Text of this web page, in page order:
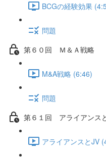
BCGの経験効果
問題
第６０回 Ｍ＆Ａ戦略
M&A戦略 (6:46)
問題
第６１回 アライアンス
アライアンスとJV